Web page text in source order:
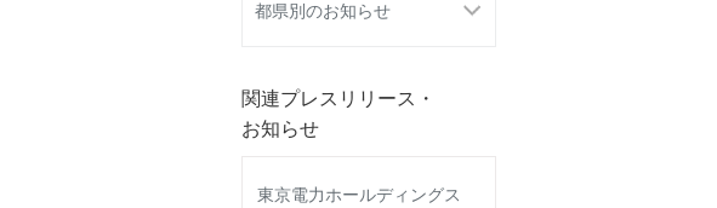
都県別のお知らせ
関連プレスリリース・
お知らせ
東京電力ホールディングス